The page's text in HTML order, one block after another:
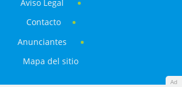
Ad
Aviso Legal
Contacto
Anunciantes
Mapa del sitio